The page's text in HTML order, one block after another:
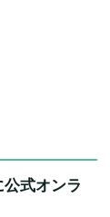
式オンラ